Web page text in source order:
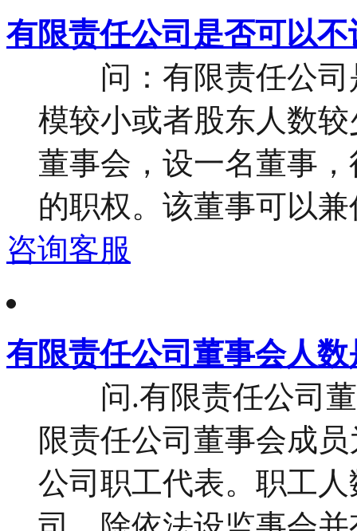
有限责任公司是否可以
问：有限责任公司
模较小或者股东人数
董事会，设一名董事
的职权。该董事可以
咨询客服
有限责任公司董事会人
问.有限责任公司董
限责任公司董事会成
公司职工代表。职工